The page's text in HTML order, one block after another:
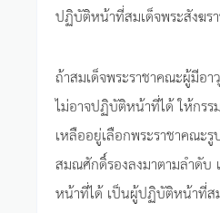
ปฏิบัติหน้าที่สมเด็จพระสังฆร
ถ้าสมเด็จพระราชาคณะผู้มีอ
ไม่อาจปฏิบัติหน้าที่ได้ ให้กรร
เหลืออยู่เลือกพระราชาคณะรู
สมณศักดิ์รองลงมาตามลำดับ
หน้าที่ได้ เป็นผู้ปฏิบัติหน้าที่ส